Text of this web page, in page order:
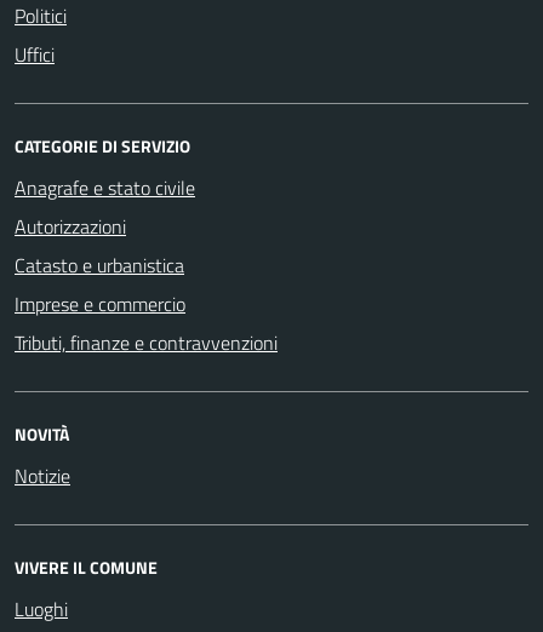
Politici
Uffici
CATEGORIE DI SERVIZIO
Anagrafe e stato civile
Autorizzazioni
Catasto e urbanistica
Imprese e commercio
Tributi, finanze e contravvenzioni
NOVITÀ
Notizie
VIVERE IL COMUNE
Luoghi